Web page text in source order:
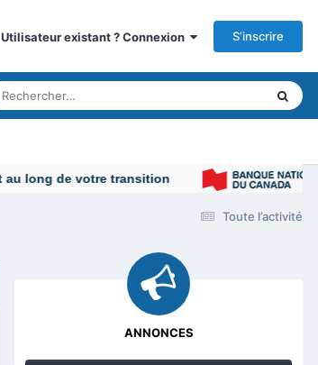
Utilisateur existant ? Connexion S’inscrire
Toute l’activité
ANNONCES